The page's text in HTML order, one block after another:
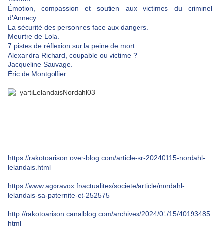
Émotion, compassion et soutien aux victimes du criminel
d'Annecy.
La sécurité des personnes face aux dangers.
Meurtre de Lola.
7 pistes de réflexion sur la peine de mort.
Alexandra Richard, coupable ou victime ?
Jacqueline Sauvage.
Éric de Montgolfier.
https://rakotoarison.over-blog.com/article-sr-20240115-nordahl-
lelandais.html
https://www.agoravox.fr/actualites/societe/article/nordahl-
lelandais-sa-paternite-et-252575
http://rakotoarison.canalblog.com/archives/2024/01/15/40193485.
html